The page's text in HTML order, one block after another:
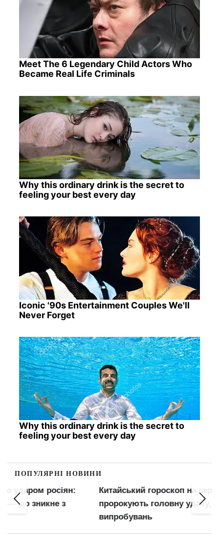
Meet The 6 Legendary Child Actors Who
Became Real Life Criminals
Why this ordinary drink is the secret to
feeling your best every day
Iconic '90s Entertainment Couples We'll
Never Forget
Why this ordinary drink is the secret to
feeling your best every day
ПОПУЛЯРНІ НОВИНИ
Китайський гороскоп на серпень: Зміям
пророкують головну удачу, а Тиграм — місяць